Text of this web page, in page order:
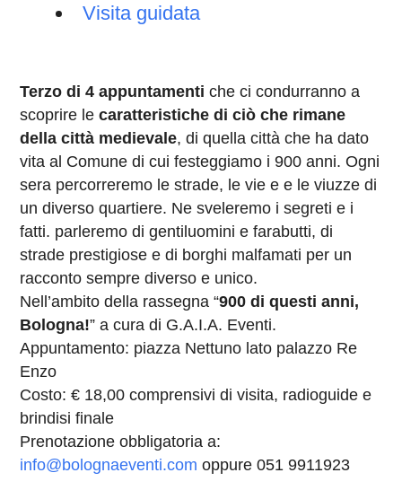
Visita guidata
Terzo di 4 appuntamenti che ci condurranno a
scoprire lecaratteristiche di ciò che rimane
della città medievale, di quella città che ha dato
vita al Comune di cui festeggiamo i 900 anni. Ogni
sera percorreremo le strade, le vie e e le viuzze di
un diverso quartiere. Ne sveleremo i segreti e i
fatti. parleremo di gentiluomini e farabutti, di
strade prestigiose e di borghi malfamati per un
racconto sempre diverso e unico.
Nell’ambito della rassegna “900 di questi anni,
Bologna!” a cura di G.A.I.A. Eventi.
Appuntamento: piazza Nettuno lato palazzo Re
Enzo
Costo: € 18,00 comprensivi di visita, radioguide e
brindisi finale
Prenotazione obbligatoria a:
info@bolognaeventi.com oppure 051 9911923